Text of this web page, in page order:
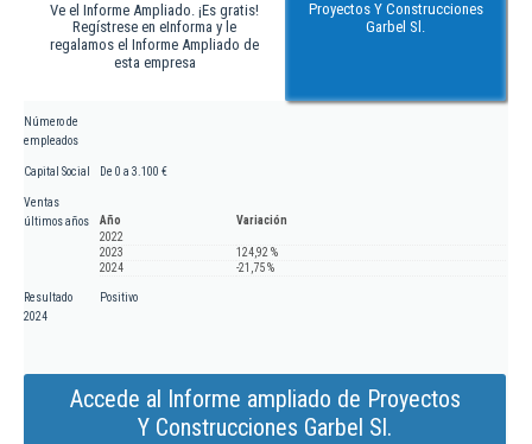
Ve el Informe Ampliado. ¡Es gratis!
Regístrese en eInforma y le
regalamos el Informe Ampliado de
esta empresa
Proyectos Y Construcciones
Garbel Sl.
Número de
empleados
Capital Social De 0 a 3.100 €
Ventas
últimos años
Año
Variación
2022
2023
124,92 %
2024
-21,75 %
Resultado
2024
Positivo
Accede al Informe ampliado de Proyectos
Y Construcciones Garbel Sl.